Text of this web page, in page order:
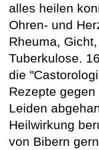
alles heilen
Ohren- und
Rheuma,
Tuberkulose.
die
Rezepte
Leiden
Heilwirkung
von Bibern